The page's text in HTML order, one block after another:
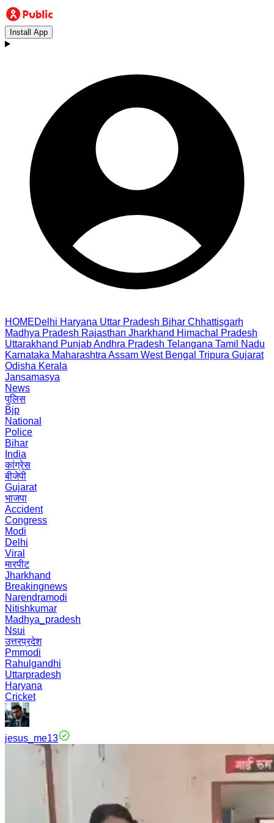
Install App
HOMEDelhi Haryana Uttar Pradesh Bihar Chhattisgarh
Madhya Pradesh Rajasthan Jharkhand Himachal Pradesh
Uttarakhand PunjabAndhra Pradesh Telangana Tamil Nadu
Karnataka Maharashtra Assam West Bengal Tripura Gujarat
Odisha Kerala
Jansamasya
News
पुलिस
Bjp
National
Police
Bihar
India
कांग्रेस
बीजेपी
Gujarat
भाजपा
Accident
Congress
Modi
Delhi
Viral
मारपीट
Jharkhand
Breakingnews
Narendramodi
Nitishkumar
Madhya_pradesh
Nsui
उत्तरप्रदेश
Pmmodi
Rahulgandhi
Uttarpradesh
Haryana
Cricket
jesus_me13